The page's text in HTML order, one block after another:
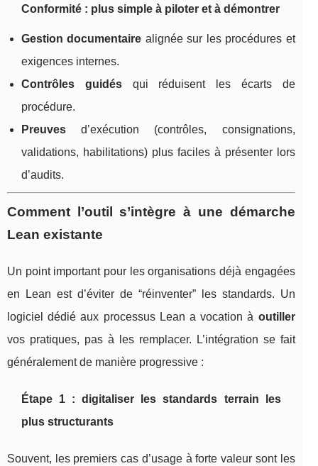
Conformité : plus simple à piloter et à démontrer
Gestion documentaire alignée sur les procédures et
exigences internes.
Contrôles guidésqui réduisent les écarts de
procédure.
Preuves d’exécution (contrôles, consignations,
validations, habilitations) plus faciles à présenter lors
d’audits.
Comment l’outil s’intègre à une démarche
Lean existante
Un point important pour les organisations déjà engagées
en Lean est d’éviter de “réinventer” les standards. Un
logiciel dédié aux processus Lean a vocation à outiller
vos pratiques, pas à les remplacer. L’intégration se fait
généralement de manière progressive :
Étape 1 : digitaliser les standards terrain les
plus structurants
Souvent, les premiers cas d’usage à forte valeur sont les